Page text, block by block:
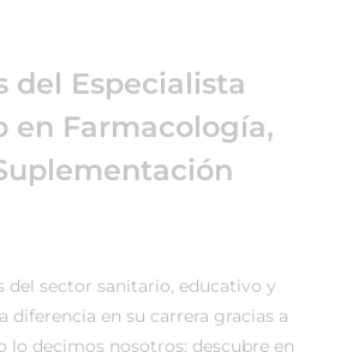
del Especialista
en Farmacología,
del sector sanitario, educativo y
diferencia en su carrera gracias a
lo decimos nosotros: descubre en